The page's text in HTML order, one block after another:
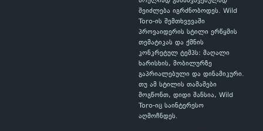
შეიძლება იგრძნობოდეს. Wild
Toro-ის შემთხვევაში
პროვაიდერის სტილი ერწყმის
თემატიკას და ქმნის
კონკრეტულ ტემპს: მაღალი
ხარისხის, მობილურზე
გაპრიალებული და დინამიკური.
თუ ამ სტილის თამაშები
მოგწონთ, დიდი შანსია, Wild
Toro-იც საინტერესო
აღმოჩნდეს.